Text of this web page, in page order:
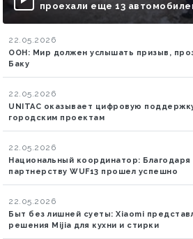
проехали еще 13
22.05.2026
ООН: Мир должен услышать призыв,
Баку
22.05.2026
UNITAC оказывает цифровую
городским проектам
22.05.2026
Национальный координатор: Благодаря
партнерству WUF13 прошел успешно
22.05.2026
Быт без лишней суеты: Xiaomi
решения Mijia для кухни и стирки